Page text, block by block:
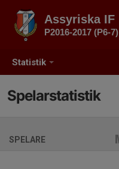
Statistik
Assyriska IF
P2016-2017 (P6-7)
Spelarstatistik
SPELARE